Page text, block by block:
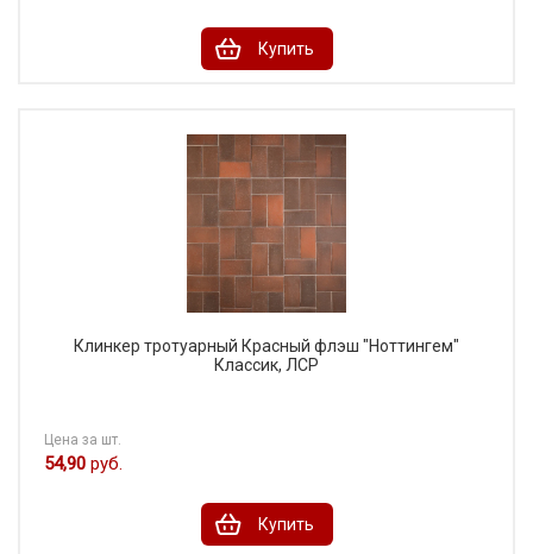
Купить
Клинкер тротуарный Красный флэш "Ноттингем"
Классик, ЛСР
Цена за шт.
54,90 руб.
Купить